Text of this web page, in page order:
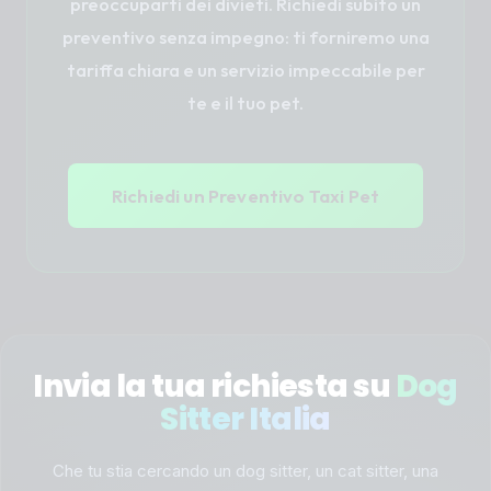
preventivo senza impegno: ti forniremo una
tariffa chiara e un servizio impeccabile per
te e il tuo pet.
Richiedi un Preventivo Taxi Pet
Invia la tua richiesta su Dog
Sitter Italia
Che tu stia cercando un dog sitter, un cat sitter, una